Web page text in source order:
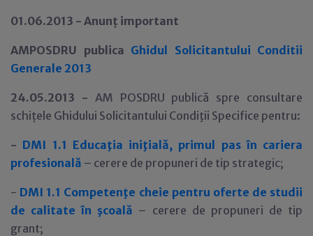
01.06.2013 - Anunţ important
AMPOSDRU publica Ghidul Solicitantului Conditii
Generale 2013
24.05.2013 - AM POSDRU publică spre consultare
schiţele Ghidului Solicitantului Condiţii Specifice pentru:
- DMI 1.1 Educaţia iniţială, primul pas în cariera
profesională – cerere de propuneri de tip strategic;
- DMI 1.1 Competenţe cheie pentru oferte de studii
de calitate în şcoală – cerere de propuneri de tip
grant;